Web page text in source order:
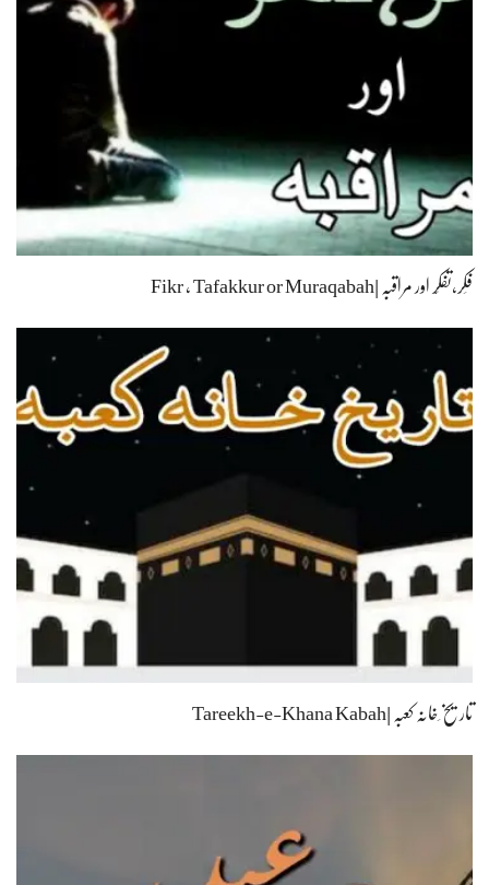
فِکر،تفکّر اور مراقبہ |Fikr , Tafakkur or Muraqabah
تاریخ ِخانہ کعبہ |Tareekh-e-Khana Kabah